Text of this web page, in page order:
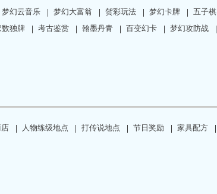
梦幻云音乐 梦幻大富翁 贺彩玩法 梦幻卡牌 五子棋
数独牌 考古鉴赏 翰墨丹青 百变幻卡 梦幻攻防战
人物练级地点 打传说地点 节日奖励 家具配方